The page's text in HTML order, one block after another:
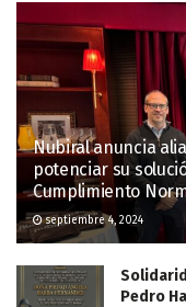
Nubiral anuncia
potenciar su
Cumplimiento
septiembre 4, 2024
Pedro